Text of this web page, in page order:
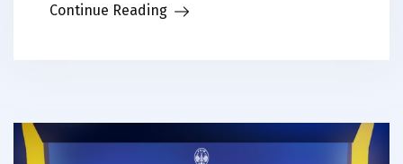
Continue Reading